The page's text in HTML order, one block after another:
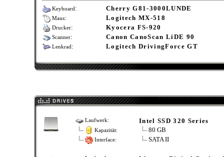
Keyboard: Cherry G81-3000LUNDE
Maus: Logitech MX-518
Drucker: Kyocera FS-920
Scanner: Canon CanoScan LiDE 90
Lenkrad: Logitech DrivingForce GT
Laufwerk: Intel SSD 320 Series
Kapazität: 80 GB
Interface: SATA II